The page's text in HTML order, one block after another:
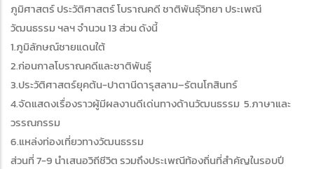
ภูมิศาสตร์ ประวัติศาสตร์ โบราณคดี ชาติพันธุ์วิทยา ประเพณี
วัฒนธรรม ฯลฯ จำนวน 13 ส่วน ดังนี้
1.ภูมิลักษณ์ชายแดนใต้
2.ก่อนกาลโบราณคดีและชาติพันธุ์
3.ประวัติศาสตร์ยุคต้น-ปาตานีดารุสลาม–รัตนโกสินทร์
4.จัดแสดงเรื่องราวผู้มีผลงานดีเด่นทางด้านวัฒนธรรม 5.ภาษาและ
วรรณกรรม
6.แหล่งท่องเที่ยวทางวัฒนธรรม
ส่วนที่ 7-9 นำเสนอวิถีชีวิต รวมถึงประเพณีท้องถิ่นที่สำคัญในรอบปี